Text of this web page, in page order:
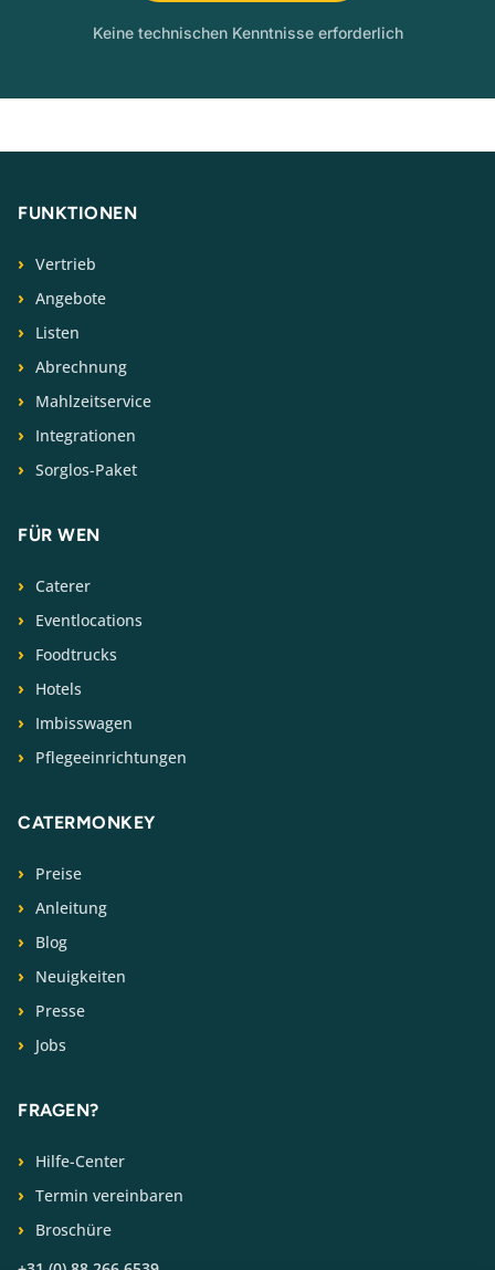
Keine technischen Kenntnisse erforderlich
FUNKTIONEN
Vertrieb
Angebote
Listen
Abrechnung
Mahlzeitservice
Integrationen
Sorglos-Paket
FÜR WEN
Caterer
Eventlocations
Foodtrucks
Hotels
Imbisswagen
Pflegeeinrichtungen
CATERMONKEY
Preise
Anleitung
Blog
Neuigkeiten
Presse
Jobs
FRAGEN?
Hilfe-Center
Termin vereinbaren
Broschüre